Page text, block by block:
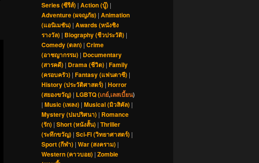
Series (ซีรีส์) | Action (บู๊) |
Adventure (ผจญภัย) | Animation
(แอนิเมชัน) | Awards (หนังชิง
รางวัล) | Biography (ชีวประวัติ) |
Comedy (ตลก) | Crime
(อาชญากรรม) | Documentary
(สารคดี) | Drama (ชีวิต) | Family
(ครอบครัว) | Fantasy (แฟนตาซี) |
History (ประวัติศาสตร์) | Horror
(สยองขวัญ) | LGBTQ (เกย์,เลสเบี้ยน)
| Music (เพลง) | Musical (มิวสิคัล) |
Mystery (ปมปริศนา) | Romance
(รัก) | Short (หนังสั้น) | Thriller
(ระทึกขวัญ) | Sci-Fi (วิทยาศาสตร์) |
Sport (กีฬา) | War (สงคราม) |
Western (คาวบอย) | Zombie